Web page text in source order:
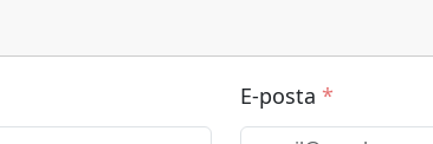
E-posta *